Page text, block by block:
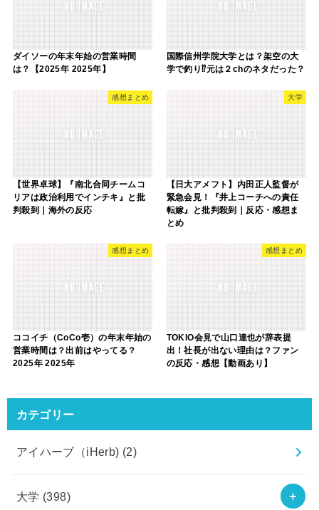
ダイソーの年末年始の営業時間
は？【2025年 2025年】
国際信州学院大学とは？架空の大
学で釣り⁉元は２chのネタだった？
感想まとめ
【世界卓球】『南北合同チームコ
リアは政治利用でインチキ』と批
判殺到｜海外の反応
大学
【日大アメフト】内田正人監督が
緊急会見！『井上コーチへの責任
転嫁』と批判殺到｜反応・感想ま
とめ
感想まとめ
ココイチ（CoCo壱）の年末年始の
営業時間は？出前はやってる？
2025年 2025年
感想まとめ
TOKIO会見で山口達也が辞表提
出！社長が出ない理由は？ファン
の反応・感想【動画あり】
カテゴリー
アイハーブ（iHerb) (2)
大学 (398)